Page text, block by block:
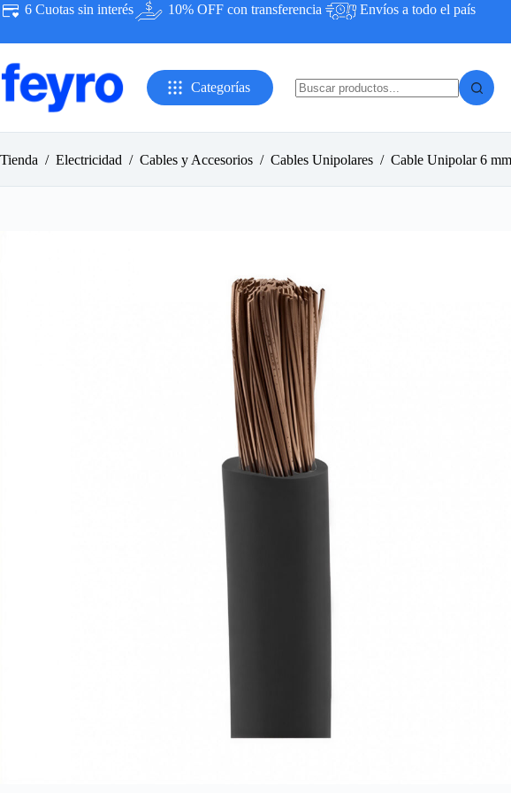
Saltar
al
6 Cuotas sin interés 10% OFF con transferencia Envíos a todo el país
Categorías
Tienda / Electricidad / Cables y Accesorios / Cables Unipolares / Cable Unipolar 6